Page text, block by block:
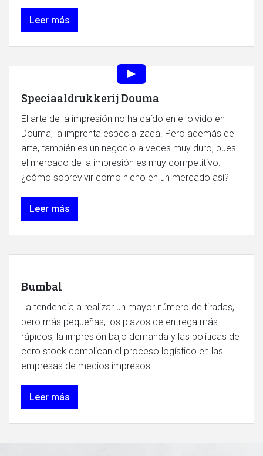
Leer más
Speciaaldrukkerij Douma
El arte de la impresión no ha caído en el olvido en
Douma, la imprenta especializada. Pero además del
arte, también es un negocio a veces muy duro, pues
el mercado de la impresión es muy competitivo:
¿cómo sobrevivir como nicho en un mercado así?
Leer más
Bumbal
La tendencia a realizar un mayor número de tiradas,
pero más pequeñas, los plazos de entrega más
rápidos, la impresión bajo demanda y las políticas de
cero stock complican el proceso logístico en las
empresas de medios impresos.
Leer más